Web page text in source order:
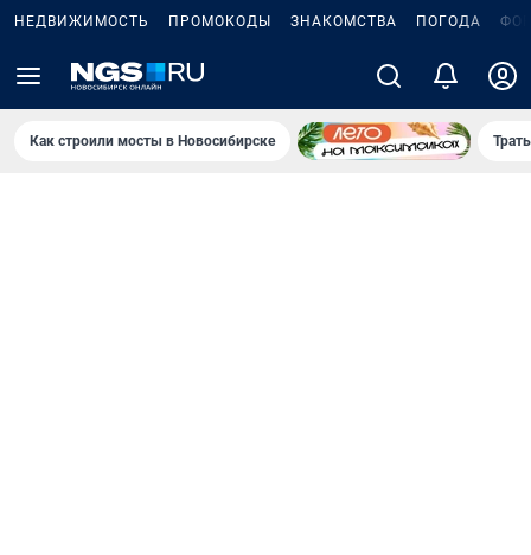
НЕДВИЖИМОСТЬ ПРОМОКОДЫ ЗНАКОМСТВА ПОГОДА
Как строили мосты в Новосибирске